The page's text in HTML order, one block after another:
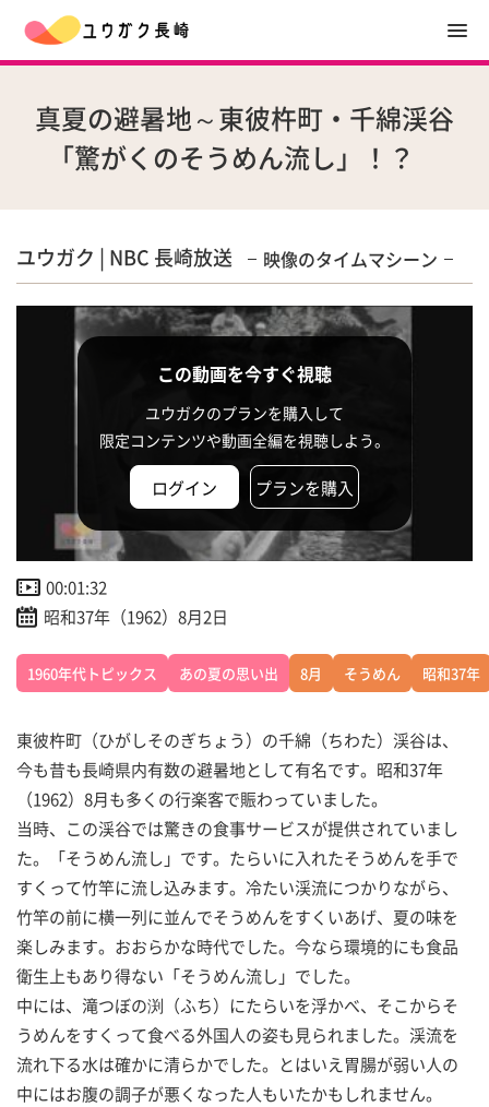
真夏の避暑地～東彼杵町・千綿渓谷
「驚がくのそうめん流し」！？
ユウガク | NBC 長崎放送 映像のタイムマシーン
この動画を今すぐ視聴
ユウガクのプランを購入して
限定コンテンツや動画全編を視聴しよう。
ログイン プランを購入
00:01:32
昭和37年（1962）8月2日
1960年代トピックス あの夏の思い出 8月 そうめん 昭和37年
東彼杵町（ひがしそのぎちょう）の千綿（ちわた）渓谷は、
今も昔も長崎県内有数の避暑地として有名です。昭和37年
（1962）8月も多くの行楽客で賑わっていました。
当時、この渓谷では驚きの食事サービスが提供されていまし
た。「そうめん流し」です。たらいに入れたそうめんを手で
すくって竹竿に流し込みます。冷たい渓流につかりながら、
竹竿の前に横一列に並んでそうめんをすくいあげ、夏の味を
楽しみます。おおらかな時代でした。今なら環境的にも食品
衛生上もあり得ない「そうめん流し」でした。
中には、滝つぼの渕（ふち）にたらいを浮かべ、そこからそ
うめんをすくって食べる外国人の姿も見られました。渓流を
流れ下る水は確かに清らかでした。とはいえ胃腸が弱い人の
中にはお腹の調子が悪くなった人もいたかもしれません。